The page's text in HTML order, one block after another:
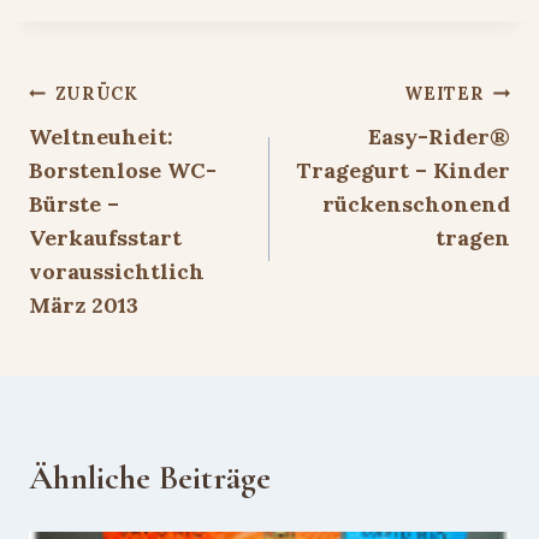
Beitragsnavigation
ZURÜCK
Weltneuheit:
Borstenlose WC-
Bürste –
Verkaufsstart
voraussichtlich
März 2013
WEITER
Easy-Rider®
Tragegurt – Kinder
rückenschonend
tragen
Ähnliche Beiträge